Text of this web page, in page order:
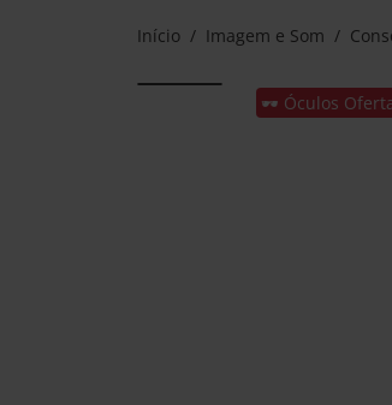
Início Imagem e Som
🕶️ Óculos